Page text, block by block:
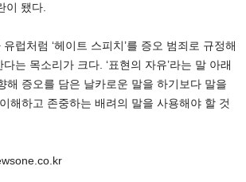
이 됐다.
럽처럼 ‘헤이트 스피치’를 증오 범죄로 규정해
는 목소리가 크다. ‘표현의 자유’라는 말 아래
해 증오를 담은 날카로운 말을 하기보다 말을
해하고 존중하는 배려의 말을 사용해야 할 것